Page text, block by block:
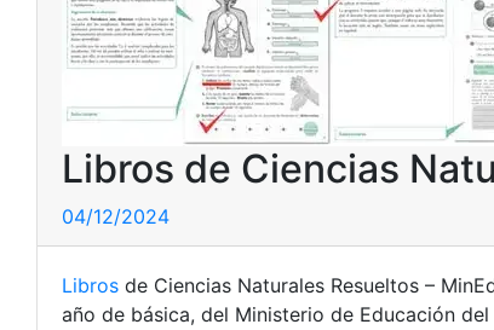
Libros de Ciencias
04/12/2024
Libros de Ciencias Naturales Resueltos –
año de básica, del Ministerio de Educación